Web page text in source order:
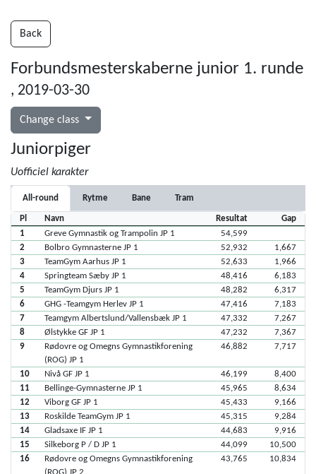
Back
Forbundsmesterskaberne junior 1. runde
, 2019-03-30
Change class
Juniorpiger
Uofficiel karakter
All-round Rytme Bane Tram
Pl Navn Resultat
Gap
1
Greve Gymnastik og Trampolin JP 1
54,599
2
Bolbro Gymnasterne JP 1 52,932
1,667
3
TeamGym Aarhus JP 1 52,633
1,966
4
Springteam Sæby JP 1 48,416
6,183
5
TeamGym Djurs JP 1 48,282
6,317
6
GHG -Teamgym Herlev JP 1 47,416
7,183
7
Teamgym Albertslund/Vallensbæk JP 1 47,332
7,267
8
Ølstykke GF JP 1 47,232
7,367
9
Rødovre og Omegns Gymnastikforening
(ROG) JP 1
46,882 7,717
10 Nivå GF JP 1 46,199
8,400
11
Bellinge-Gymnasterne JP 1 45,965
8,634
12
Viborg GF JP 1 45,433
9,166
13
Roskilde TeamGym JP 1 45,315
9,284
14
Gladsaxe IF JP 1 44,683
9,916
15
Silkeborg P / D JP 1 44,099
10,500
16
Rødovre og Omegns Gymnastikforening
43,765 10,834